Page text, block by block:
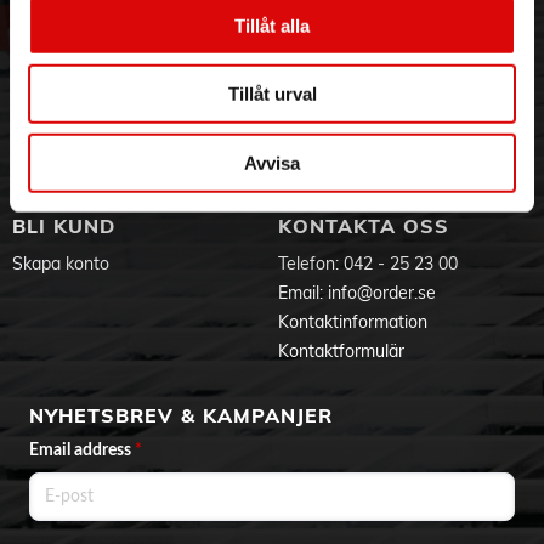
Tillåt alla
Tillåt urval
Avvisa
Visselblåsning
Aktuellt på Order
Service & Support
Godsefterlysning & Felleverans
Integritetspolicy
Om cookies
BLI KUND
Skapa konto
KONTAKTA OSS
Telefon: 042 - 25 23 00
Email: info@order.se
Kontaktinformation
Kontaktformulär
NYHETSBREV & KAMPANJER
Email address *